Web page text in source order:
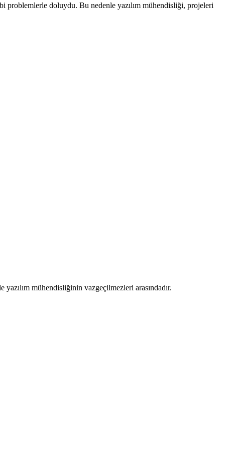
problemlerle doluydu. Bu nedenle yazılım mühendisliği, projeleri
mühendisliğinin vazgeçilmezleri arasındadır.